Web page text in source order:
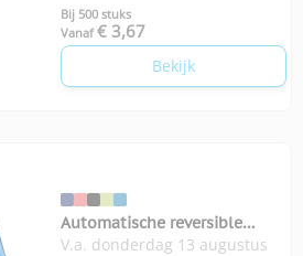
Bij 500 stuks
Vanaf € 3,67
Bekijk
Automatische reversible
paraplu Constance
V.a. donderdag 13 augustus